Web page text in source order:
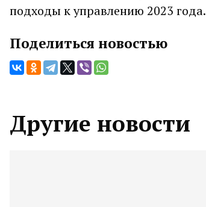
подходы к управлению 2023 года.
Поделиться новостью
Другие новости